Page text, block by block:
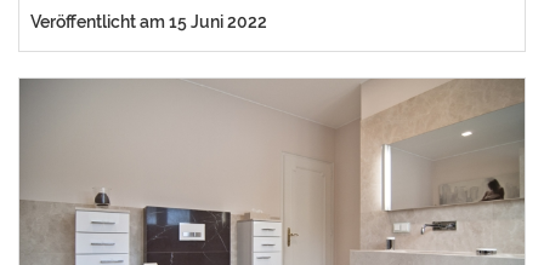
Veröffentlicht am 15 Juni 2022